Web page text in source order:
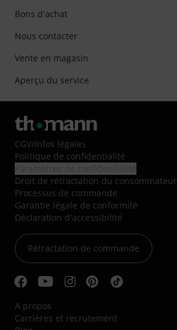
Bons d'achat
Nous contacter
Vente en magasin
Aperçu du service
CGV/Infos légales
Politique de confidentialité
Droit de rétractation du consommateur
Processus de commande
Garantie légale de conformité
Déclaration d'accessibilité
Rétractation de commande
A propos
Carrières et recrutement